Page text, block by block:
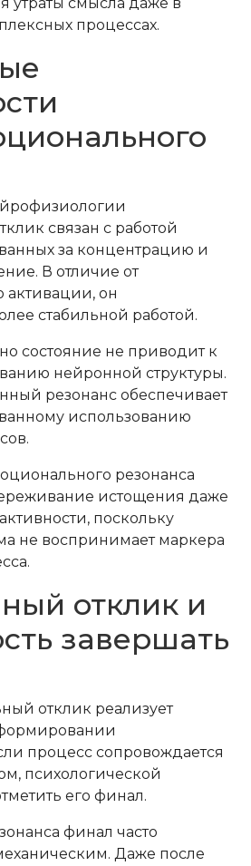
процессах.
связан с работой
за концентрацию и
В отличие от
активации, он
стабильной работой.
состояние не приводит к
нейронной структуры.
резонанс обеспечивает
использованию
резонанса
истощения даже
поскольку
не воспринимает маркера
отклик и
завершать
отклик реализует
процесс сопровождается
психологической
его финал.
финал часто
Даже после